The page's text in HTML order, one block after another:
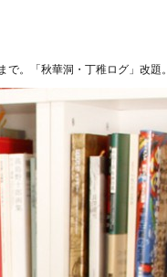
。「秋華洞・丁稚ログ」改題。